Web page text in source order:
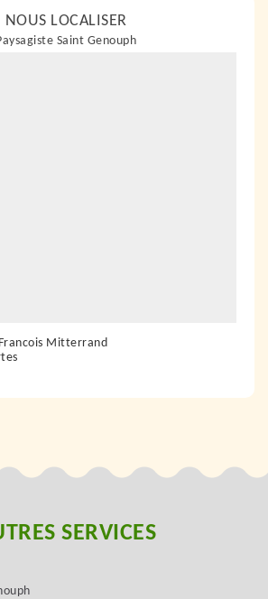
NOUS LOCALISER
Saint Genouph
Mitterrand
SERVICES